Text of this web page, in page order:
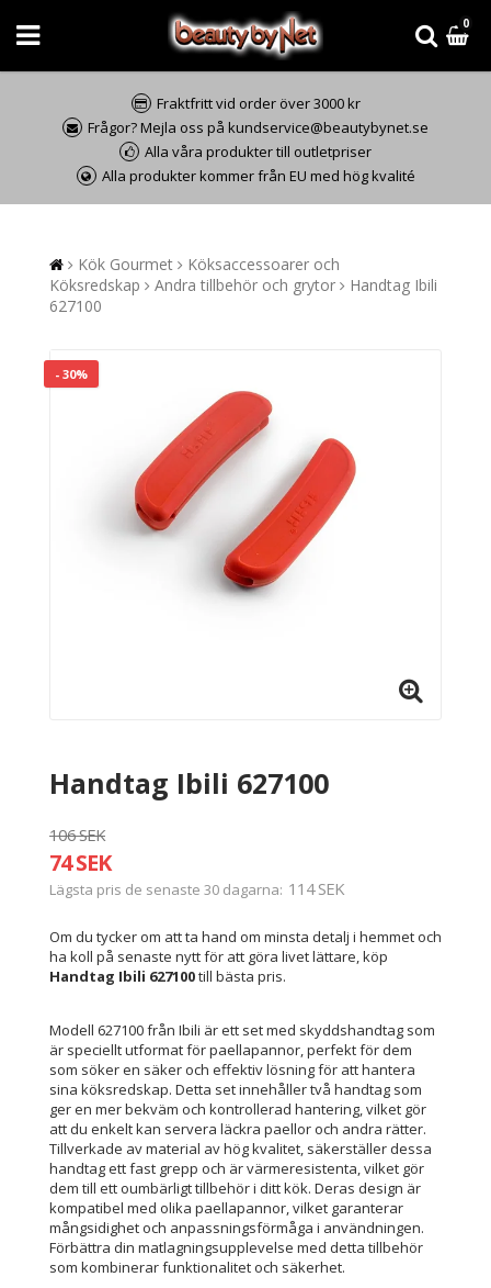
0
Fraktfritt vid order över 3000 kr
Frågor? Mejla oss på kundservice@beautybynet.se
Alla våra produkter till outletpriser
Alla produkter kommer från EU med hög kvalité
Kök Gourmet
Köksaccessoarer och
Köksredskap
Andra tillbehör och grytor
Handtag Ibili
627100
- 30%
Handtag Ibili 627100
106 SEK
74 SEK
Lägsta pris de senaste 30 dagarna 114 SEK
Om du tycker om att ta hand om minsta detalj i hemmet och
ha koll på senaste nytt för att göra livet lättare, köp
Handtag Ibili 627100till bästa pris.
Modell 627100 från Ibili är ett set med skyddshandtag som
är speciellt utformat för paellapannor, perfekt för dem
som söker en säker och effektiv lösning för att hantera
sina köksredskap. Detta set innehåller två handtag som
ger en mer bekväm och kontrollerad hantering, vilket gör
att du enkelt kan servera läckra paellor och andra rätter.
Tillverkade av material av hög kvalitet, säkerställer dessa
handtag ett fast grepp och är värmeresistenta, vilket gör
dem till ett oumbärligt tillbehör i ditt kök. Deras design är
kompatibel med olika paellapannor, vilket garanterar
mångsidighet och anpassningsförmåga i användningen.
Förbättra din matlagningsupplevelse med detta tillbehör
som kombinerar funktionalitet och säkerhet.